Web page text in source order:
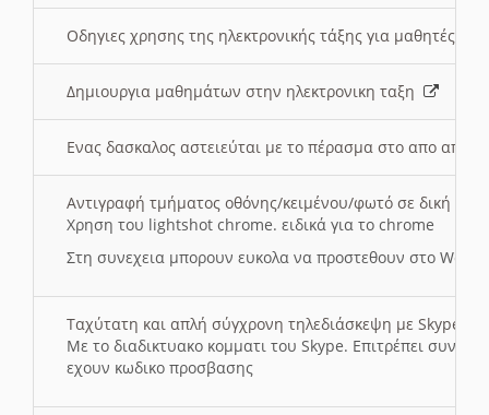
Οδηγιες χρησης της ηλεκτρονικής τάξης για μαθητές
Δημιουργια μαθημάτων στην ηλεκτρονικη ταξη
Ενας δασκαλος αστειεύται με το πέρασμα στο απο
Αντιγραφή τμήματος οθόνης/κειμένου/φωτό σε δική
Χρηση του lightshot chrome. ειδικά για το chrome
Στη συνεχεια μπορουν ευκολα να προστεθουν στο Word
Ταχύτατη και απλή σύγχρονη τηλεδιάσκεψη με Skype
Με το διαδικτυακο κομματι του Skype. Επιτρέπει
εχουν κωδικο προσβασης